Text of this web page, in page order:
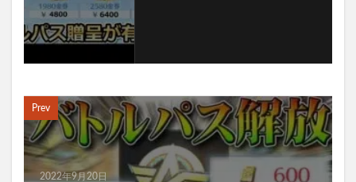
Prev
2022年9月20日